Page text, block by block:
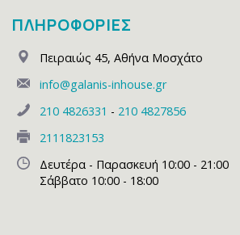
ΠΛΗΡΟΦΟΡΙΕΣ
Πειραιώς 45, Αθήνα Μοσχάτο
info@galanis-inhouse.gr
210 4826331 - 210 4827856
2111823153
Δευτέρα - Παρασκευή 10:00 - 21:00
Σάββατο 10:00 - 18:00